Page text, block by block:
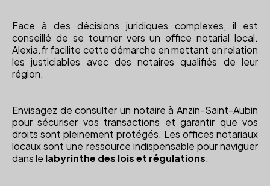
Face à des décisions juridiques complexes, il est
conseillé de se tourner vers un office notarial local.
Alexia.fr facilite cette démarche en mettant en relation
les justiciables avec des notaires qualifiés de leur
région.
Envisagez de consulter un notaire à Anzin-Saint-Aubin
pour sécuriser vos transactions et garantir que vos
droits sont pleinement protégés. Les offices notariaux
locaux sont une ressource indispensable pour naviguer
dans le labyrinthe des lois et régulations.